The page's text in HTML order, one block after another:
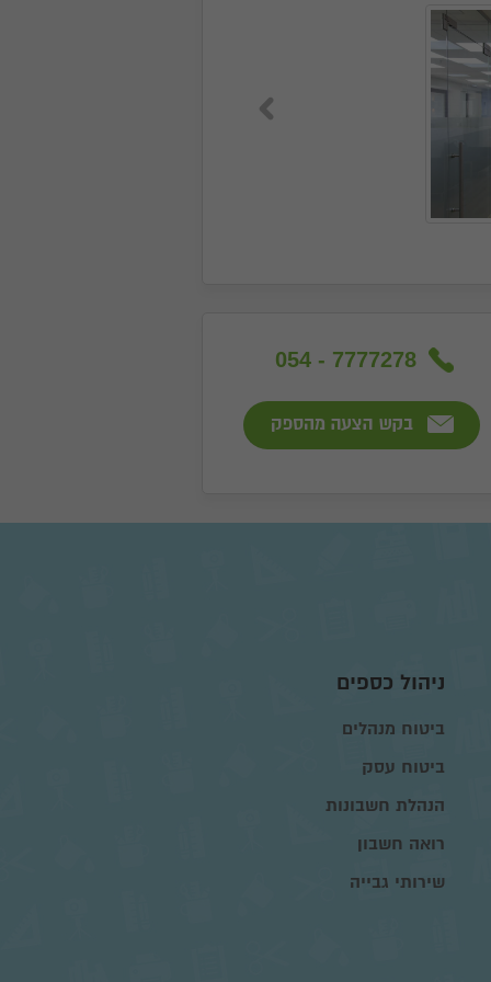
054 - 7777278
ניהול כספים
ביטוח מנהלים
ביטוח עסק
הנהלת חשבונות
רואה חשבון
שירותי גבייה